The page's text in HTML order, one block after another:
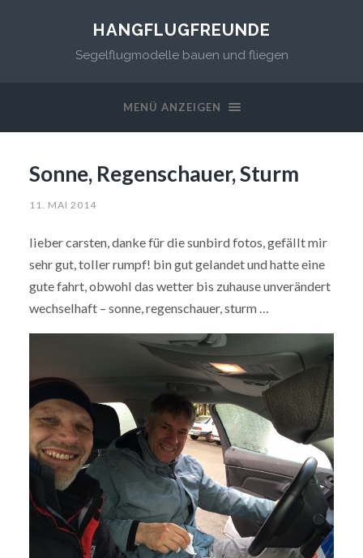
HANGFLUGFREUNDE
Segelflugmodelle bauen und fliegen
MENÜ ANZEIGEN
Sonne, Regenschauer, Sturm
11. MAI 2014
lieber carsten, danke für die sunbird fotos, gefällt mir
sehr gut, toller rumpf! bin gut gelandet und hatte eine
gute fahrt, obwohl das wetter bis zuhause unverändert
wechselhaft – sonne, regenschauer, sturm …